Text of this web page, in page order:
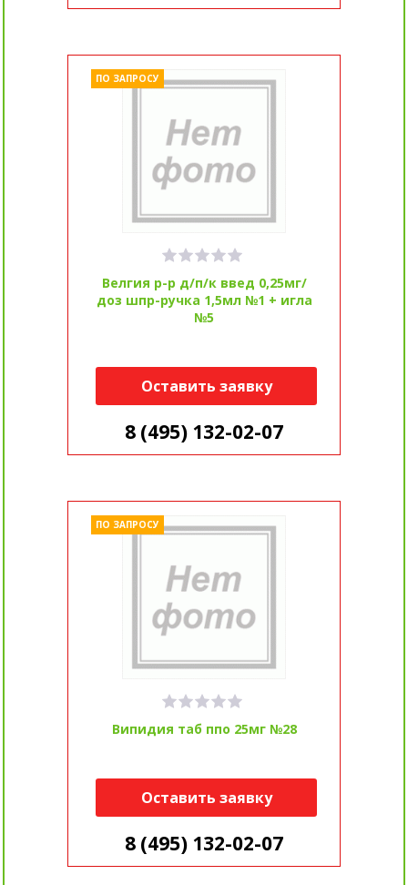
Велгия р-р д/п/к введ 0,25мг/
доз шпр-ручка 1,5мл №1 + игла
№5
ПО ЗАПРОСУ
Оставить заявку
8 (495) 132-02-07
Випидия таб ппо 25мг №28
ПО ЗАПРОСУ
Оставить заявку
8 (495) 132-02-07